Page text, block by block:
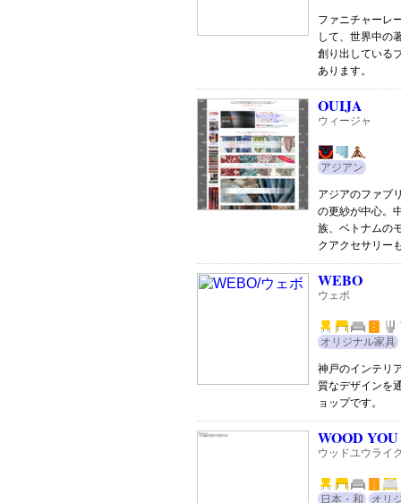
ファニチャーレ
して、世界中の
創り出している
あります。
OUIJA
ウィージャ
アジアン
アジアのファブ
の更紗が中心。
族、ベトナムの
クアクセサリー
WEBO
ウェボ
オリジナル家具
神戸のインテリ
質なデザインを
ョップです。
WOOD
ウッドユウライ
日本・和 オリ